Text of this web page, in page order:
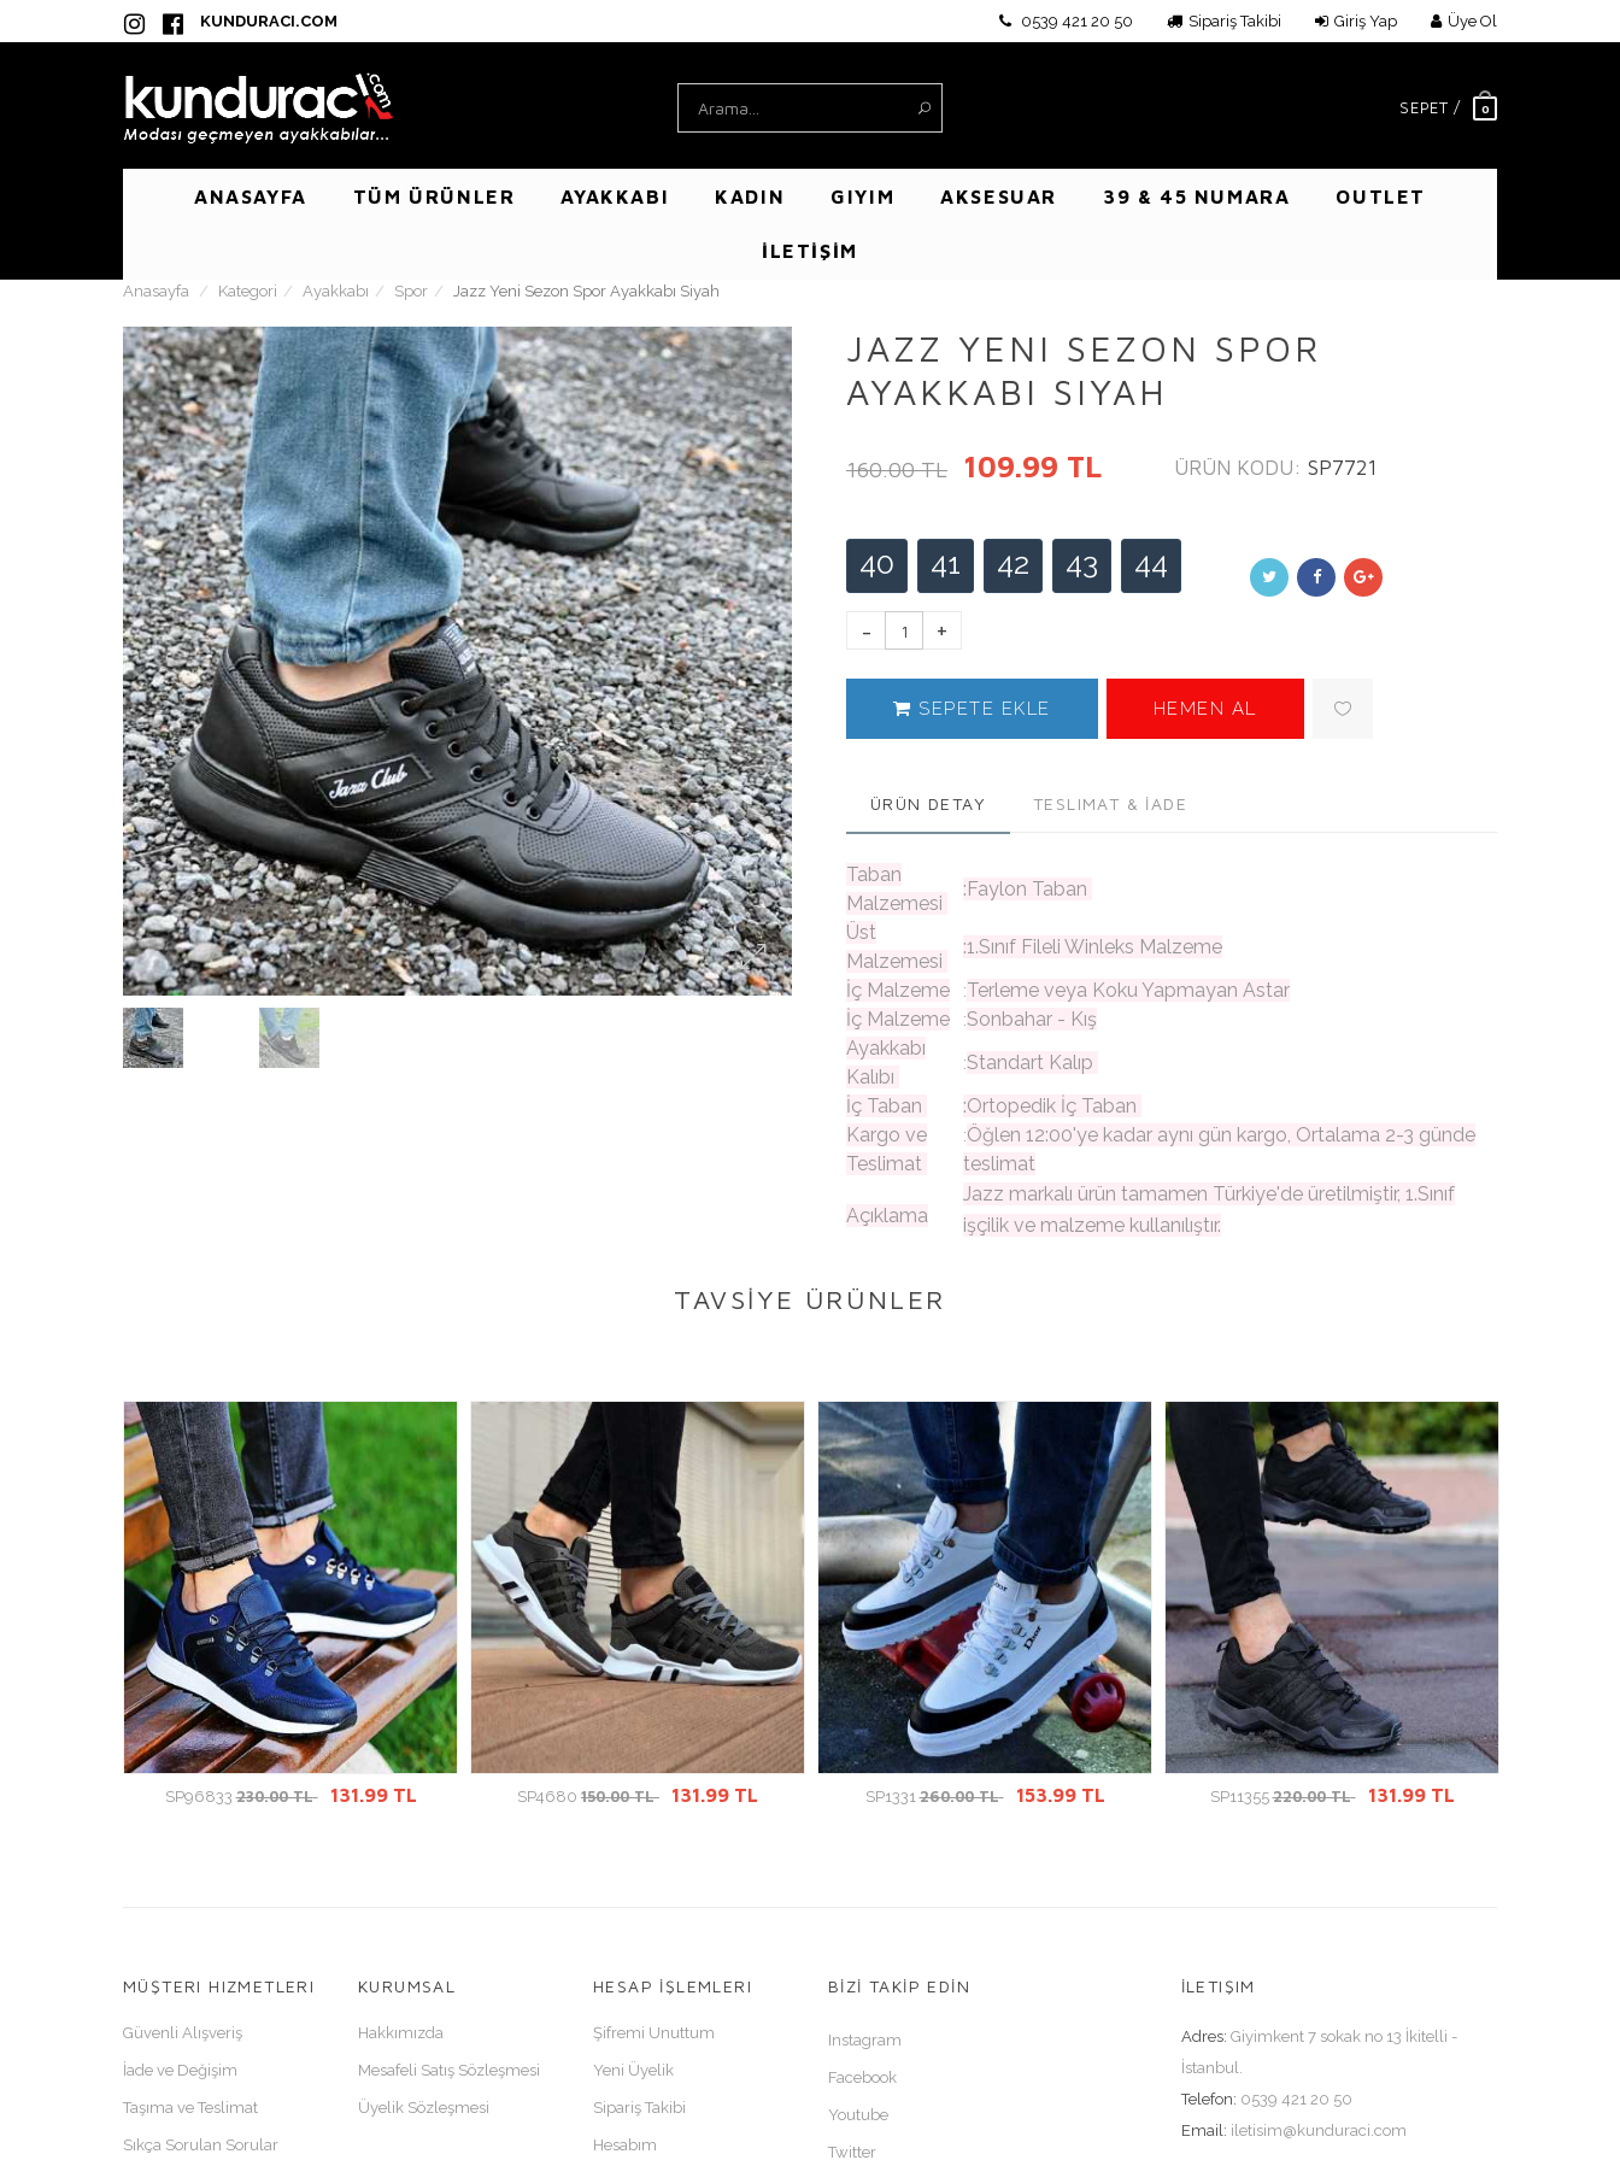
KUNDURACI.COM 0539 421 20 50 Sipariş Takibi Giriş Yap Üye Ol
0
SEPET /
ANASAYFA TÜM ÜRÜNLER AYAKKABI KADIN GIYIM AKSESUAR 39 & 45 NUMARA OUTLET
İLETİŞİM
Anasayfa Kategori Ayakkabı Spor Jazz Yeni Sezon Spor Ayakkabı Siyah
JAZZ YENI SEZON SPOR
AYAKKABI SIYAH
160.00 TL 109.99 TL ÜRÜN KODU: SP7721
40 41 42 43 44
SEPETE EKLE HEMEN AL
ÜRÜN DETAY TESLIMAT & İADE
Taban
Malzemesi
:Faylon Taban
Üst
Malzemesi
:1.Sınıf Fileli Winleks Malzeme
İç Malzeme
:Terleme veya Koku Yapmayan Astar
İç Malzeme
:Sonbahar - Kış
Ayakkabı
Kalıbı
:Standart Kalıp
İç Taban
:Ortopedik İç Taban
Kargo ve
Teslimat
:Öğlen 12:00'ye kadar aynı gün kargo, Ortalama 2-3 günde
teslimat
Açıklama
Jazz markalı ürün tamamen Türkiye'de üretilmiştir, 1.Sınıf
işçilik ve malzeme kullanılıştır.
TAVSİYE ÜRÜNLER
ÜRÜN DETAYINA GİT
SP96833230.00 TL 131.99 TL ÜRÜN DETAYINA GİT
SP4680 150.00 TL 131.99 TL ÜRÜN DETAYINA GİT
SP1331260.00 TL 153.99 TL ÜRÜN DETAYINA GİT
SP11355220.00 TL 131.99 TL
MÜŞTERI HIZMETLERI
Güvenli Alışveriş
İade ve Değişim
Taşıma ve Teslimat
Sıkça Sorulan Sorular
KURUMSAL
Hakkımızda
Mesafeli Satış Sözleşmesi
Üyelik Sözleşmesi
HESAP İŞLEMLERI
Şifremi Unuttum
Yeni Üyelik
Sipariş Takibi
Hesabım
BİZİ TAKİP EDİN
Instagram
Facebook
Youtube
Twitter
İLETIŞIM
Adres: Giyimkent 7 sokak no 13 İkitelli -
İstanbul.
Telefon: 0539 421 20 50
Email: iletisim@kunduraci.com